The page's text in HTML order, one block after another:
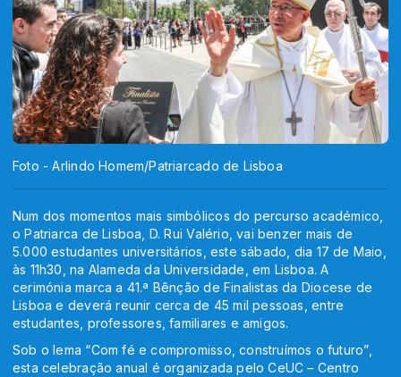
Foto - Arlindo Homem/Patriarcado de Lisboa
Num dos momentos mais simbólicos do percurso académico,
o Patriarca de Lisboa, D. Rui Valério, vai benzer mais de
5.000 estudantes universitários, este sábado, dia 17 de Maio,
às 11h30, na Alameda da Universidade, em Lisboa. A
cerimónia marca a 41.ª Bênção de Finalistas da Diocese de
Lisboa e deverá reunir cerca de 45 mil pessoas, entre
estudantes, professores, familiares e amigos.
Sob o lema “Com fé e compromisso, construímos o futuro”,
esta celebração anual é organizada pelo CeUC – Centro